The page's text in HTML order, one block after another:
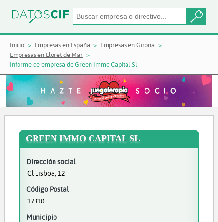
Inicio Empresas en España
Empresas en Girona
Empresas en Lloret de Mar
Informe de empresa de Green Immo Capital Sl
GREEN IMMO CAPITAL SL
Dirección social
Cl Lisboa, 12
Código Postal
17310
Municipio